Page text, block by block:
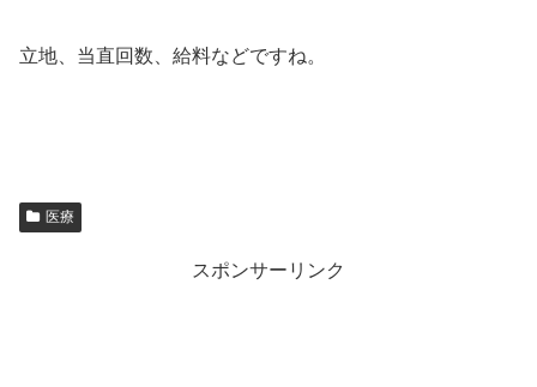
立地、当直回数、給料などですね。
医療
スポンサーリンク